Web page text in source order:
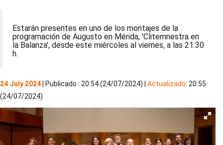
Estarán presentes en uno de los montajes de la
programación de Augusto en Mérida, 'Clitemnestra en
la Balanza', desde este miércoles al viernes, a las 21:30
h.
24 July 2024 | Publicado : 20:54 (24/07/2024) | Actualizado: 20:55
(24/07/2024)